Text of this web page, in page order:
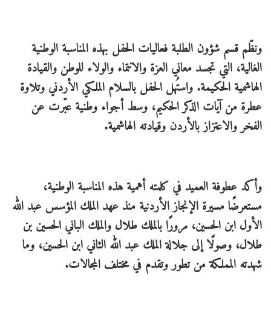
ونظّم قسم شؤون الطلبة فعاليات الحفل بهذه المناسبة الوطنية
الغالية، التي تجسد معاني العزة والانتماء والولاء للوطن والقيادة
الهاشمية الحكيمة. واستُهل الحفل بالسلام الملكي الأردني وتلاوة
عطرة من آيات الذكر الحكيم، وسط أجواء وطنية عبّرت عن
الفخر والاعتزاز بالأردن وقيادته الهاشمية.
وأكد عطوفة العميد في كلمته أهمية هذه المناسبة الوطنية،
مستعرضًا مسيرة الإنجاز الأردنية منذ عهد الملك المؤسس عبد الله
الأول ابن الحسين، مرورًا بالملك طلال والملك الباني الحسين بن
طلال، وصولًا إلى جلالة الملك عبد الله الثاني ابن الحسين، وما
شهدته المملكة من تطور وتقدم في مختلف المجالات.